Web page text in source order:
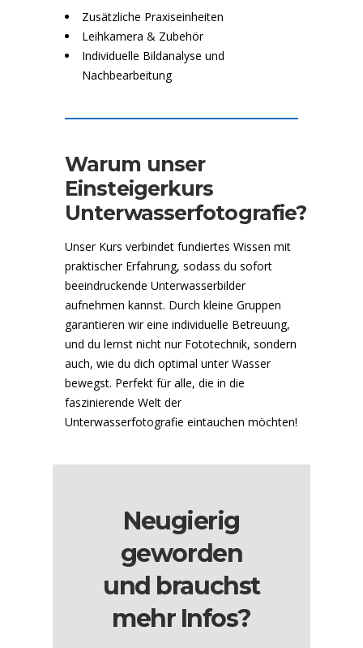
Zusätzliche Praxiseinheiten
Leihkamera & Zubehör
Individuelle Bildanalyse und
Nachbearbeitung
Warum unser
Einsteigerkurs
Unterwasserfotografie?
Unser Kurs verbindet fundiertes Wissen mit
praktischer Erfahrung, sodass du sofort
beeindruckende Unterwasserbilder
aufnehmen kannst. Durch kleine Gruppen
garantieren wir eine individuelle Betreuung,
und du lernst nicht nur Fototechnik, sondern
auch, wie du dich optimal unter Wasser
bewegst. Perfekt für alle, die in die
faszinierende Welt der
Unterwasserfotografie eintauchen möchten!
Neugierig
geworden
und brauchst
mehr Infos?